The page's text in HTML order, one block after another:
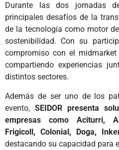
Durante las dos jornadas
principales desafíos de la
de la tecnología como motor
sostenibilidad. Con su
compromiso con el midmarket
compartiendo experiencias
distintos sectores.
Además de ser uno de los
evento, SEIDOR presenta
empresas como Aciturri,
Frigicoll, Colonial, Doga,
destacando su capacidad para